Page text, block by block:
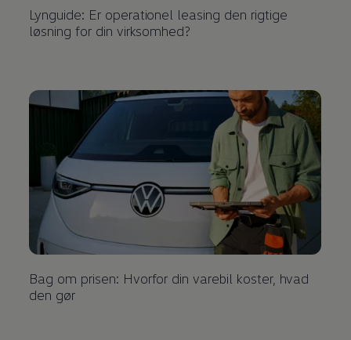
Lynguide: Er operationel leasing den rigtige
løsning for din virksomhed?
Bag om prisen: Hvorfor din varebil koster, hvad
den gør